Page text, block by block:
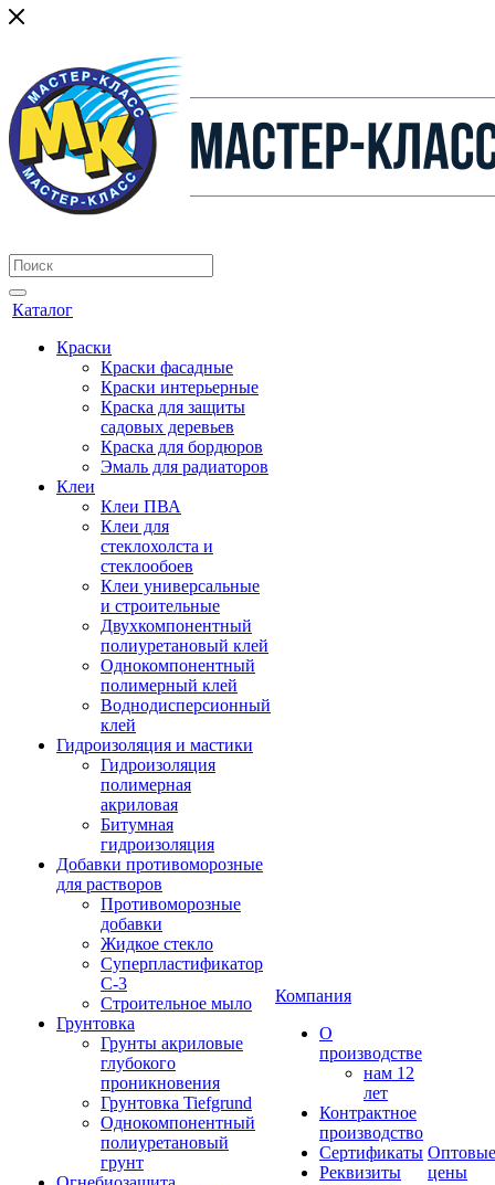
Каталог
Краски
Краски фасадные
Краски интерьерные
Краска для защиты
садовых деревьев
⁠Краска для бордюров
Эмаль для радиаторов
Клеи
Клеи ПВА
Клеи для
стеклохолста и
стеклообоев
Клеи универсальные
и строительные
Двухкомпонентный
полиуретановый клей
Однокомпонентный
полимерный клей
Воднодисперсионный
клей
Гидроизоляция и мастики
Гидроизоляция
полимерная
акриловая
Битумная
гидроизоляция
Добавки противоморозные
для растворов
Противоморозные
добавки
Жидкое стекло
Суперпластификатор
С-3
Строительное мыло
Грунтовка
Грунты акриловые
глубокого
проникновения
Грунтовка Tiefgrund
Однокомпонентный
полиуретановый
грунт
Компания
О
производстве
нам 12
лет
Контрактное
производство
Сертификаты
Реквизиты
Оптовые
цены